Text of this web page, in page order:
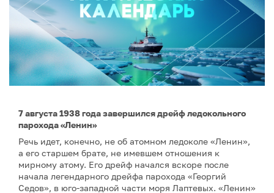
7 августа 1938 года завершился дрейф ледокольного
парохода «Ленин»
Речь идет, конечно, не об атомном ледоколе «Ленин»,
а его старшем брате, не имевшем отношения к
мирному атому. Его дрейф начался вскоре после
начала легендарного дрейфа парохода «Георгий
Седов», в юго-западной части моря Лаптевых. «Ленин»